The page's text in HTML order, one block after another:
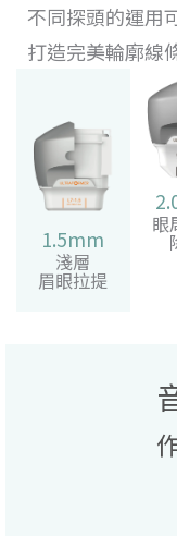
不同探頭的運用
打造完美輪廓線
1.5mm
淺層
眉眼拉提
眼